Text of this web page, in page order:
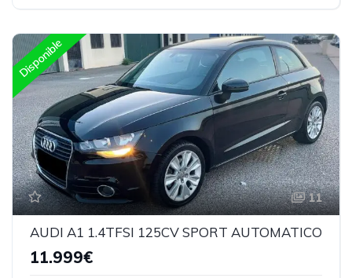
Disponible
11
AUDI A1 1.4TFSI 125CV SPORT AUTOMATICO
11.999€